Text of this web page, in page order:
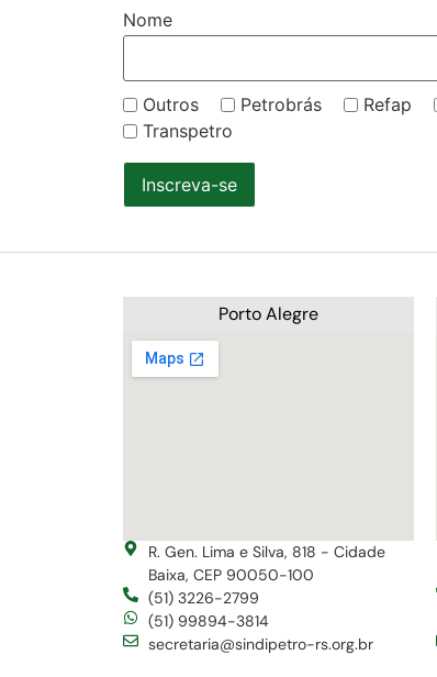
Nome
Outros Petrobrás Refap
Transpetro
Inscreva-se
Porto Alegre
R. Gen. Lima e Silva, 818 - Cidade
Baixa, CEP 90050-100
(51) 3226-2799
(51) 99894-3814
secretaria@sindipetro-rs.org.br